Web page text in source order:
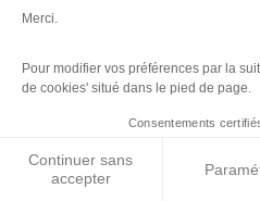
Merci.
Pour modifier vos préférences par la
de cookies' situé dans le pied de page.
Consentements
Continuer sans
accepter